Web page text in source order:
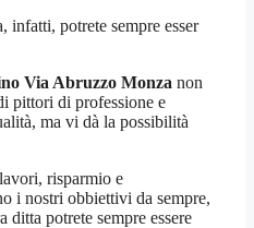
infatti, potrete sempre esser
Via Abruzzo Monza non
pittori di professione e
ma vi dà la possibilità
risparmio e
i nostri obbiettivi da sempre,
potrete sempre essere